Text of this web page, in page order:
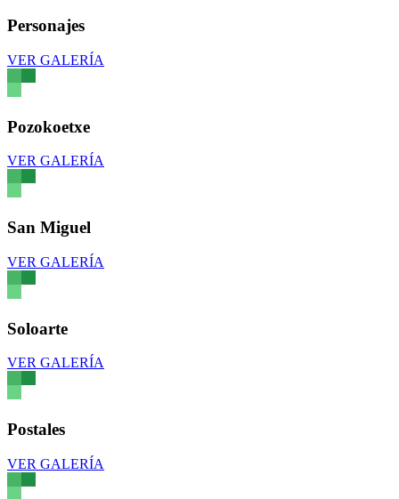
Personajes
VER GALERÍA
Pozokoetxe
VER GALERÍA
San Miguel
VER GALERÍA
Soloarte
VER GALERÍA
Postales
VER GALERÍA